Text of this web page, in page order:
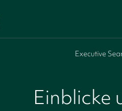
Executive
Einblicke